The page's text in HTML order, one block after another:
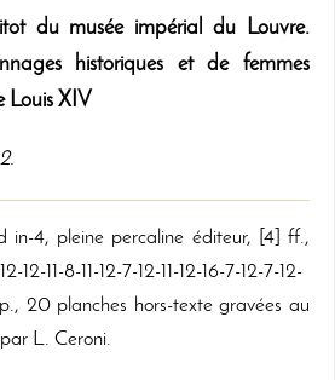
du musée impérial du Louvre.
historiques et de femmes
Louis XIV
.
in-4, pleine percaline éditeur, [4] ff.,
12-11-8-11-12-7-12-11-12-16-7-12-7-12-
20 planches hors-texte gravées au
L. Ceroni.